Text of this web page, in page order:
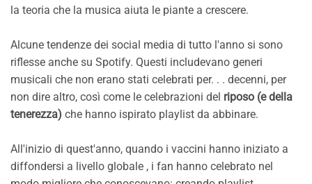
la teoria che la musica aiuta le piante a crescere.
Alcune tendenze dei social media di tutto l'anno si sono
riflesse anche su Spotify. Questi includevano generi
musicali che non erano stati celebrati per. . . decenni, per
non dire altro, così come le celebrazioni del riposo (e della
tenerezza) che hanno ispirato playlist da abbinare.
All'inizio di quest'anno, quando i vaccini hanno iniziato a
diffondersi a livello globale , i fan hanno celebrato nel